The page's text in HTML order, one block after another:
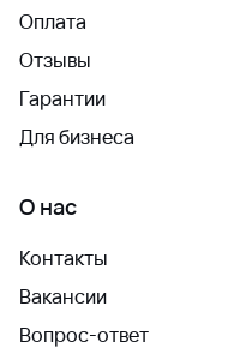
Оплата
Отзывы
Гарантии
Для бизнеса
О нас
Контакты
Вакансии
Вопрос-ответ